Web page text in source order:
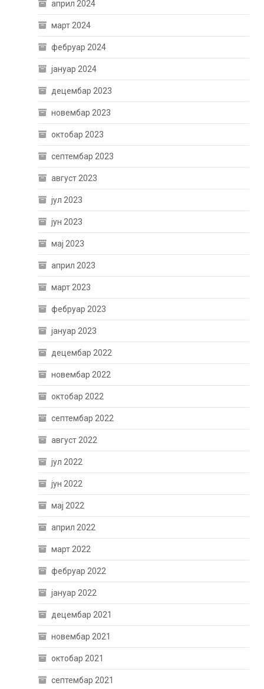
април 2024
март 2024
фебруар 2024
јануар 2024
децембар 2023
новембар 2023
октобар 2023
септембар 2023
август 2023
јул 2023
јун 2023
мај 2023
април 2023
март 2023
фебруар 2023
јануар 2023
децембар 2022
новембар 2022
октобар 2022
септембар 2022
август 2022
јул 2022
јун 2022
мај 2022
април 2022
март 2022
фебруар 2022
јануар 2022
децембар 2021
новембар 2021
октобар 2021
септембар 2021